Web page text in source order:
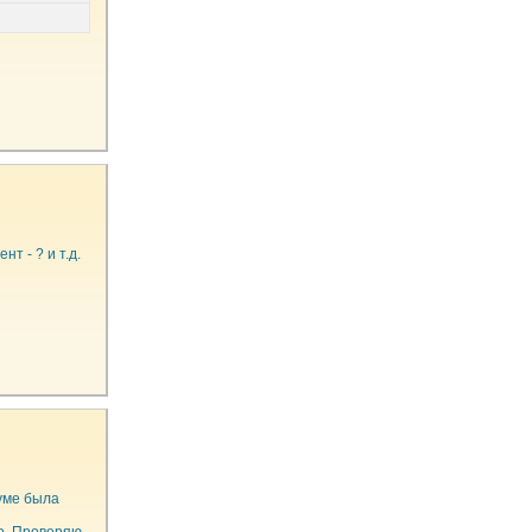
- ? и т.д.
была